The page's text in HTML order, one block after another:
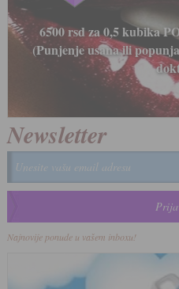
LIPOLIZA IGLICAMA
uklanjanje i topljenje
radi
Newsletter
Najnovije ponude u vašem inboxu!